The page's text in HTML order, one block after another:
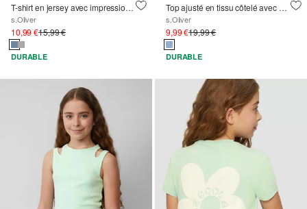
T-shirt en jersey avec impression 3D
s.Oliver
10,99 €15,99 €
DURABLE
Top ajusté en tissu côtelé avec une encolure décolletée
s.Oliver
9,99 €19,99 €
DURABLE